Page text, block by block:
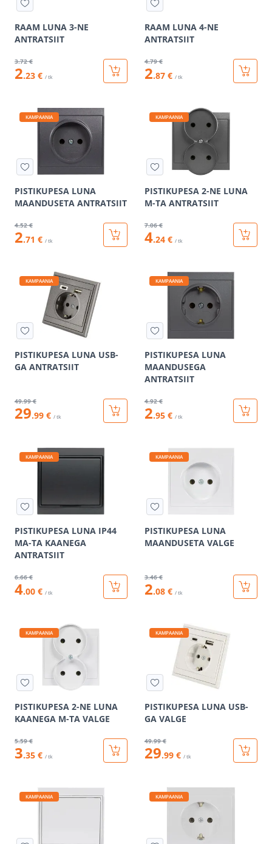
RAAM LUNA 3-NE
ANTRATSIIT
3.72 €
2.23 € / tk
RAAM LUNA 4-NE
ANTRATSIIT
4.79 €
2.87 € / tk
KAMPAANIA
PISTIKUPESA LUNA
MAANDUSETA ANTRATSIIT
4.52 €
2.71 € / tk
KAMPAANIA
PISTIKUPESA 2-NE LUNA
M-TA ANTRATSIIT
7.06 €
4.24 € / tk
KAMPAANIA
PISTIKUPESA LUNA USB-
GA ANTRATSIIT
49.99 €
29.99 € / tk
KAMPAANIA
PISTIKUPESA LUNA
MAANDUSEGA
ANTRATSIIT
4.92 €
2.95 € / tk
KAMPAANIA
PISTIKUPESA LUNA IP44
MA-TA KAANEGA
ANTRATSIIT
6.66 €
4.00 € / tk
KAMPAANIA
PISTIKUPESA LUNA
MAANDUSETA VALGE
3.46 €
2.08 € / tk
KAMPAANIA
PISTIKUPESA 2-NE LUNA
KAANEGA M-TA VALGE
5.59 €
3.35 € / tk
KAMPAANIA
PISTIKUPESA LUNA USB-
GA VALGE
49.99 €
29.99 € / tk
KAMPAANIA KAMPAANIA